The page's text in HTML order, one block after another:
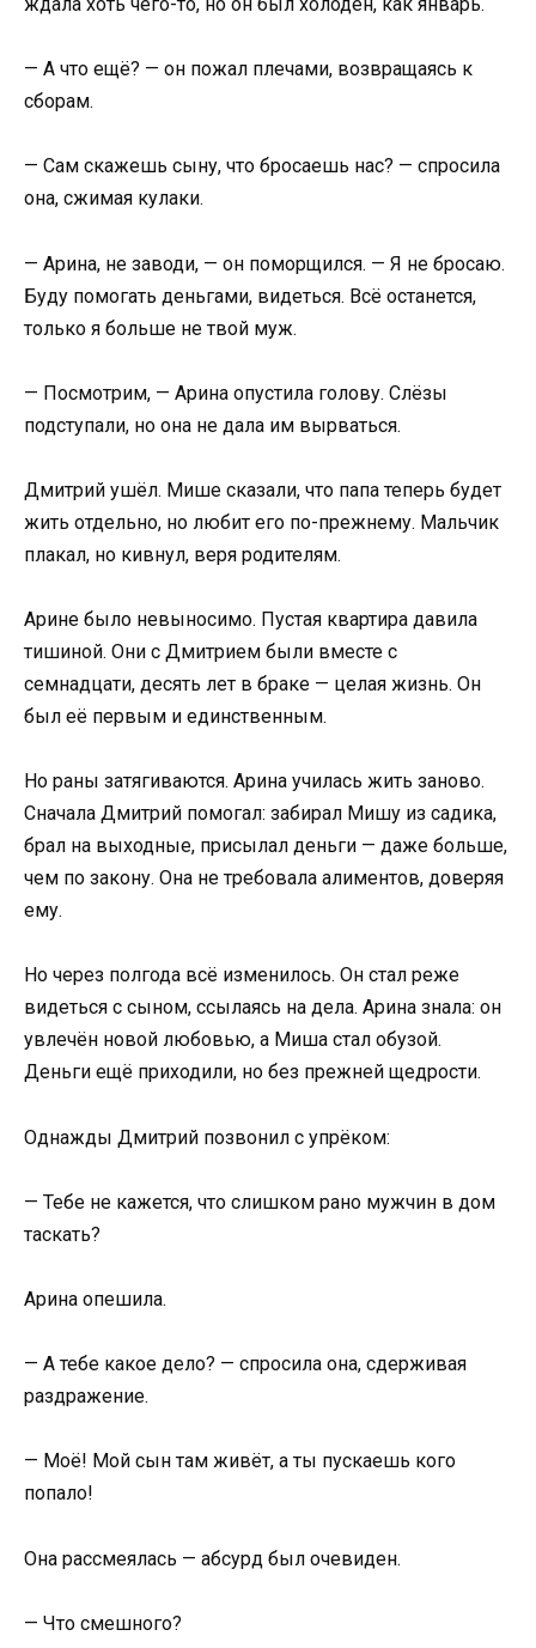
— А что ещё? — он пожал плечами, возвращаясь к
сборам.
— Сам скажешь сыну, что бросаешь нас? — спросила
она, сжимая кулаки.
— Арина, не заводи, — он поморщился. — Я не бросаю.
Буду помогать деньгами, видеться. Всё останется,
только я больше не твой муж.
— Посмотрим, — Арина опустила голову. Слёзы
подступали, но она не дала им вырваться.
Дмитрий ушёл. Мише сказали, что папа теперь будет
жить отдельно, но любит его по-прежнему. Мальчик
плакал, но кивнул, веря родителям.
Арине было невыносимо. Пустая квартира давила
тишиной. Они с Дмитрием были вместе с
семнадцати, десять лет в браке — целая жизнь. Он
был её первым и единственным.
Но раны затягиваются. Арина училась жить заново.
Сначала Дмитрий помогал: забирал Мишу из садика,
брал на выходные, присылал деньги — даже больше,
чем по закону. Она не требовала алиментов, доверяя
ему.
Но через полгода всё изменилось. Он стал реже
видеться с сыном, ссылаясь на дела. Арина знала: он
увлечён новой любовью, а Миша стал обузой.
Деньги ещё приходили, но без прежней щедрости.
Однажды Дмитрий позвонил с упрёком:
— Тебе не кажется, что слишком рано мужчин в дом
таскать?
Арина опешила.
— А тебе какое дело? — спросила она, сдерживая
раздражение.
— Моё! Мой сын там живёт, а ты пускаешь кого
попало!
Она рассмеялась — абсурд был очевиден.
— Что смешного?